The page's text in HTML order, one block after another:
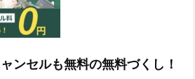
ンセルも無料の無料づくし！